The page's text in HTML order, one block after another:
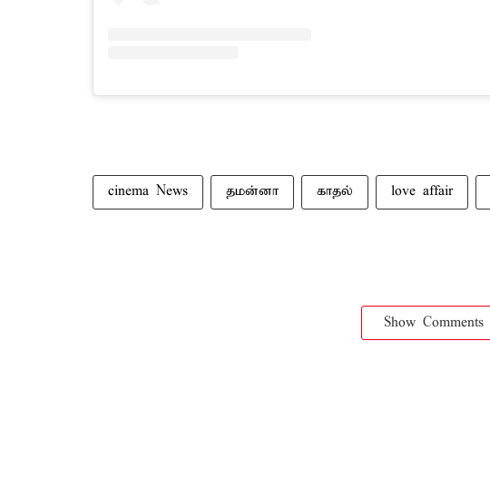
cinema News தமன்னா காதல் love affair
Show Comments